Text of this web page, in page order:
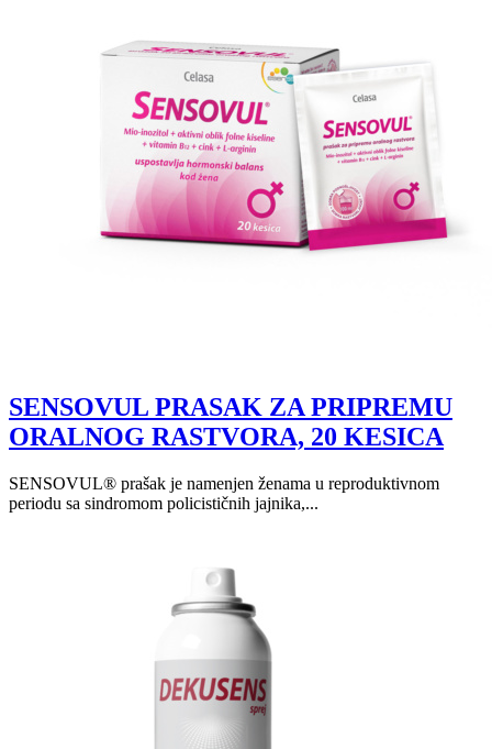
SENSOVUL PRASAK ZA PRIPREMU
ORALNOG RASTVORA, 20 KESICA
SENSOVUL® prašak je namenjen ženama u reproduktivnom
periodu sa sindromom policističnih jajnika,...